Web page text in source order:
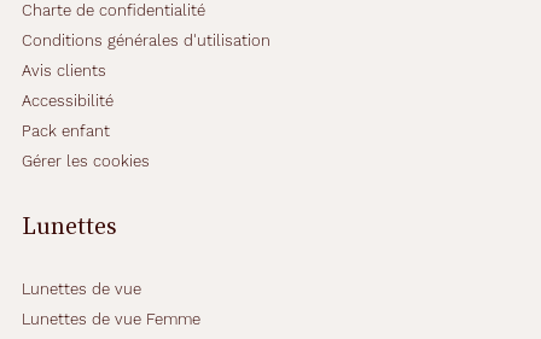
Charte de confidentialité
Conditions générales d'utilisation
Avis clients
Accessibilité
Pack enfant
Gérer les cookies
Lunettes
Lunettes de vue
Lunettes de vue Femme